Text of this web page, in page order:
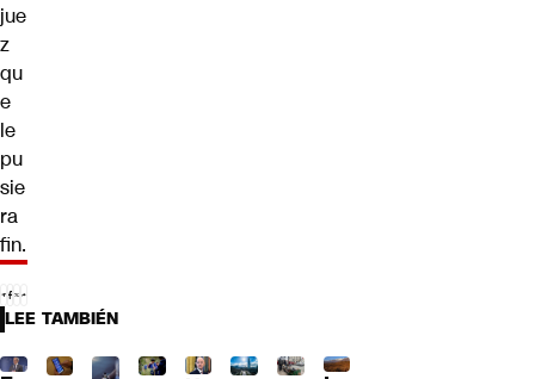
jue
z
qu
e
le
pu
sie
ra
fin.
LEE TAMBIÉN